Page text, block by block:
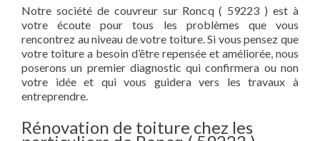
Notre société de couvreur sur Roncq ( 59223 ) est à
votre écoute pour tous les problèmes que vous
rencontrez au niveau de votre toiture. Si vous pensez que
votre toiture a besoin d’être repensée et améliorée, nous
poserons un premier diagnostic qui confirmera ou non
votre idée et qui vous guidera vers les travaux à
entreprendre.
Rénovation de toiture chez les